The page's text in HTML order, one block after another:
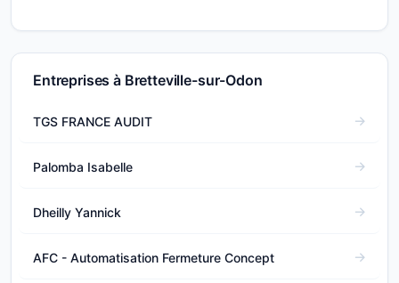
Entreprises à Bretteville-sur-Odon
TGS FRANCE AUDIT
Palomba Isabelle
Dheilly Yannick
AFC - Automatisation Fermeture Concept